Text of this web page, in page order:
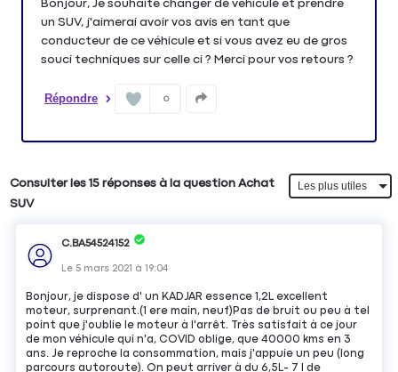
Bonjour, Je souhaite changer de véhicule et prendre
un SUV, j'aimerai avoir vos avis en tant que
conducteur de ce véhicule et si vous avez eu de gros
souci techniques sur celle ci ? Merci pour vos retours ?
Répondre 0
Consulter les 15 réponses à la question Achat
SUV
C.BA54524152
Le 5 mars 2021 à19:04
Bonjour, je dispose d' un KADJAR essence 1,2L excellent
moteur, surprenant.(1 ere main, neuf)Pas de bruit ou peu à tel
point que j'oublie le moteur à l'arrêt. Très satisfait à ce jour
de mon véhicule qui n'a, COVID oblige, que 40000 kms en 3
ans. Je reproche la consommation, mais j'appuie un peu (long
parcours autoroute). On peut arriver à du 6,5L- 7 l de